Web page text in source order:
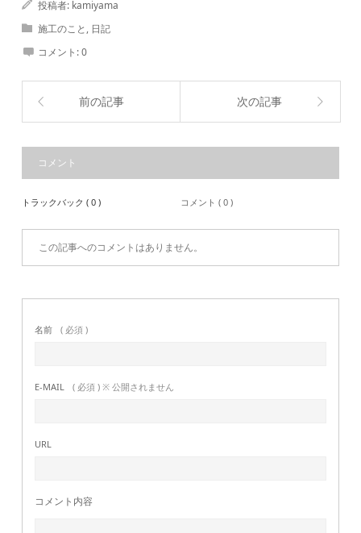
投稿者: kamiyama
施工のこと , 日記
コメント:0
前の記事 次の記事
コメント
トラックバック ( 0 ) コメント ( 0 )
この記事へのコメントはありません。
名前 ( 必須 )
E-MAIL ( 必須 ) ※ 公開されません
URL
コメント内容